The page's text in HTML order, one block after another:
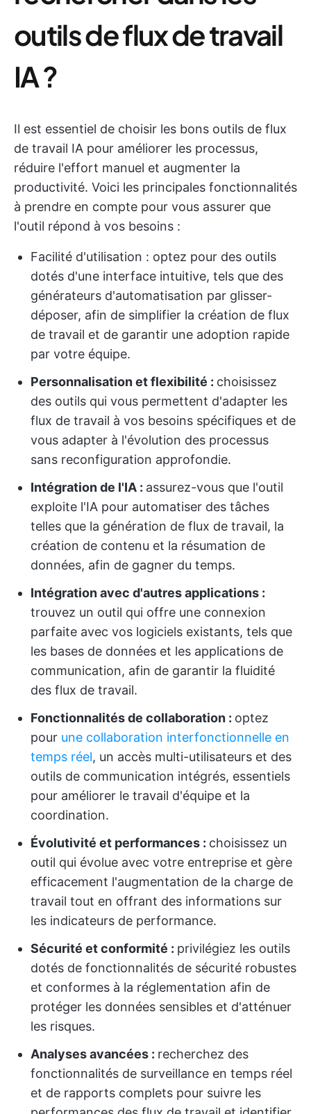
outils de flux de travail
IA ?
Il est essentiel de choisir les bons outils de flux
de travail IA pour améliorer les processus,
réduire l'effort manuel et augmenter la
productivité. Voici les principales fonctionnalités
à prendre en compte pour vous assurer que
l'outil répond à vos besoins :
Facilité d'utilisation : optez pour des outils
dotés d'une interface intuitive, tels que des
générateurs d'automatisation par glisser-
déposer, afin de simplifier la création de flux
de travail et de garantir une adoption rapide
par votre équipe.
Personnalisation et flexibilité : choisissez
des outils qui vous permettent d'adapter les
flux de travail à vos besoins spécifiques et de
vous adapter à l'évolution des processus
sans reconfiguration approfondie.
Intégration de l'IA : assurez-vous que l'outil
exploite l'IA pour automatiser des tâches
telles que la génération de flux de travail, la
création de contenu et la résumation de
données, afin de gagner du temps.
Intégration avec d'autres applications :
trouvez un outil qui offre une connexion
parfaite avec vos logiciels existants, tels que
les bases de données et les applications de
communication, afin de garantir la fluidité
des flux de travail.
Fonctionnalités de collaboration : optez
pour une collaboration interfonctionnelle en
temps réel, un accès multi-utilisateurs et des
outils de communication intégrés, essentiels
pour améliorer le travail d'équipe et la
coordination.
Évolutivité et performances : choisissez un
outil qui évolue avec votre entreprise et gère
efficacement l'augmentation de la charge de
travail tout en offrant des informations sur
les indicateurs de performance.
Sécurité et conformité : privilégiez les outils
dotés de fonctionnalités de sécurité robustes
et conformes à la réglementation afin de
protéger les données sensibles et d'atténuer
les risques.
Analyses avancées : recherchez des
fonctionnalités de surveillance en temps réel
et de rapports complets pour suivre les